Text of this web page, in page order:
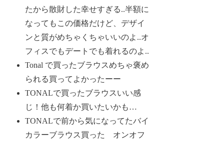
たから散財した幸せすぎる..半額に
なってもこの価格だけど、デザイ
ンと質がめちゃくちゃいいのよ..オ
フィスでもデートでも着れるのよ..
Tonal で買ったブラウスめちゃ褒め
られる買ってよかったーー
TONALで買ったブラウスいい感
じ！他も何着か買いたいかも…
TONALで前から気になってたバイ
カラーブラウス買った オンオフ